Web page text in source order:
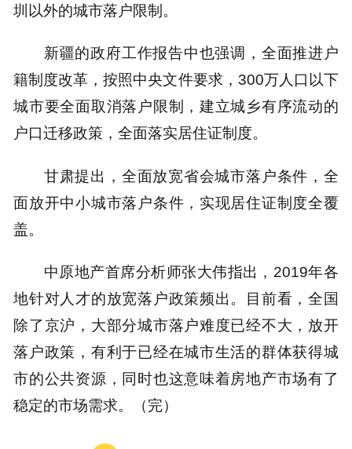
圳以外的城市落户限制。
新疆的政府工作报告中也强调，全面推进户
籍制度改革，按照中央文件要求，300万人口以下
城市要全面取消落户限制，建立城乡有序流动的
户口迁移政策，全面落实居住证制度。
甘肃提出，全面放宽省会城市落户条件，全
面放开中小城市落户条件，实现居住证制度全覆
盖。
中原地产首席分析师张大伟指出，2019年各
地针对人才的放宽落户政策频出。目前看，全国
除了京沪，大部分城市落户难度已经不大，放开
落户政策，有利于已经在城市生活的群体获得城
市的公共资源，同时也这意味着房地产市场有了
稳定的市场需求。（完）